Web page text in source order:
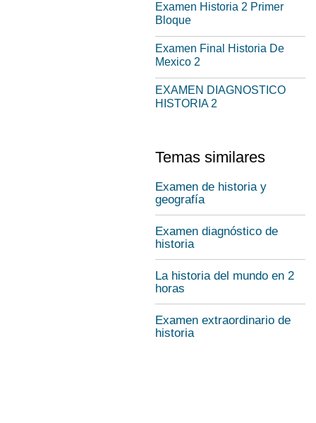
Examen Historia 2 Primer
Bloque
Examen Final Historia De
Mexico 2
EXAMEN DIAGNOSTICO
HISTORIA 2
Temas similares
Examen de historia y
geografía
Examen diagnóstico de
historia
La historia del mundo en 2
horas
Examen extraordinario de
historia